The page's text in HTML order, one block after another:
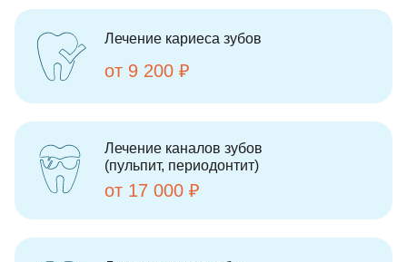
Лечение кариеса зубов
от 9 200 ₽
Лечение каналов зубов
(пульпит, периодонтит)
от 17 000 ₽